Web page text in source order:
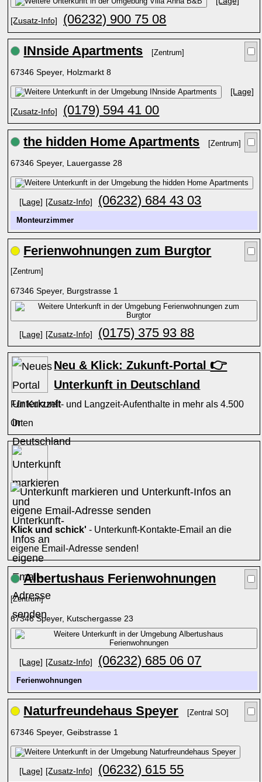
[Zusatz-Info] (06232) 900 75 08
INnside Apartments [Zentrum]
67346 Speyer, Holzmarkt 8
[Lage]
[Zusatz-Info] (0179) 594 41 00
the hidden Home Apartments [Zentrum]
67346 Speyer, Lauergasse 28
[Lage] [Zusatz-Info] (06232) 684 43 03
Monteurzimmer
Ferienwohnungen zum Burgtor
[Zentrum]
67346 Speyer, Burgstrasse 1
[Lage] [Zusatz-Info] (0175) 375 93 88
Neu & Klick: Zukunft-Portal 👉
Unterkunft in Deutschland
Für Kurzzeit- und Langzeit-Aufenthalte in mehr als 4.500
Orten
Klick und schick' - Unterkunft-Kontakte-Email an die
eigene Email-Adresse senden!
Albertushaus Ferienwohnungen
[Zentrum]
67346 Speyer, Kutschergasse 23
[Lage] [Zusatz-Info] (06232) 685 06 07
Ferienwohnungen
Naturfreundehaus Speyer [Zentral SO]
67346 Speyer, Geibstrasse 1
[Lage] [Zusatz-Info] (06232) 615 55